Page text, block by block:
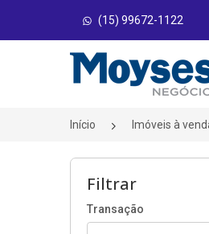
(15) 99672-1122
Página inicial
Início Imóveis à
Filtrar
Transação